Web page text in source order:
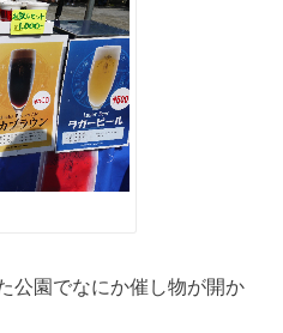
公園でなにか催し物が開か